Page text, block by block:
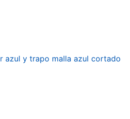
azul y trapo malla azul cortado